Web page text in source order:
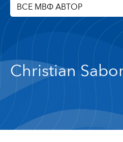
ВСЕ МВФ АВТОР
Christian